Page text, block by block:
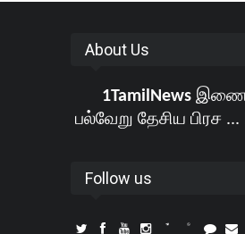
About Us
1TamilNews
பல்வேறு தேசிய பிரச ...
Follow us